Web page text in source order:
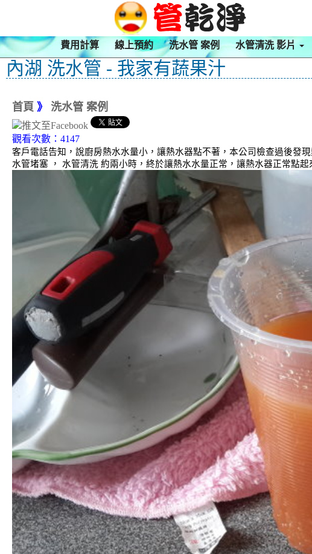
費用計算 線上預約 洗水管 案例 水管清洗 影片
內湖 洗水管 - 我家有蔬果汁
首頁 》 洗水管 案例
觀看次數：4147
客戶電話告知，說廚房熱水水量小，讓熱水器點不著，本公司檢查過後發
水管堵塞 ， 水管清洗 約兩小時，終於讓熱水水量正常，讓熱水器正常點起